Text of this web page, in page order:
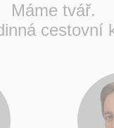
Máme tvář.
cestovní